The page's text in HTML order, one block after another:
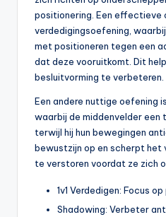
positionering. Een effectieve
verdedigingsoefening,
met positioneren tegen een
dat deze vooruitkomt. Dit
besluitvorming te verbeteren.
Een andere nuttige oefening
waarbij de middenvelder een
terwijl hij hun bewegingen
bewustzijn op en scherpt het
te verstoren voordat ze zich
1v1 Verdedigen: Focus
Shadowing: Verbeter